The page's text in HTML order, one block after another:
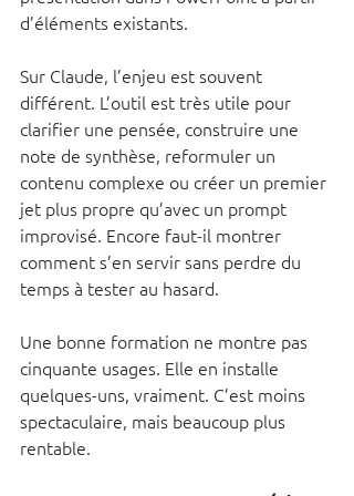
d’éléments existants.
Sur Claude, l’enjeu est souvent
différent. L’outil est très utile pour
clarifier une pensée, construire une
note de synthèse, reformuler un
contenu complexe ou créer un premier
jet plus propre qu’avec un prompt
improvisé. Encore faut-il montrer
comment s’en servir sans perdre du
temps à tester au hasard.
Une bonne formation ne montre pas
cinquante usages. Elle en installe
quelques-uns, vraiment. C’est moins
spectaculaire, mais beaucoup plus
rentable.